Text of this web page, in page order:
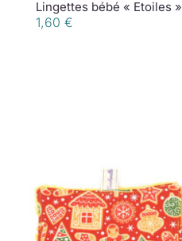
Lingettes bébé « Etoiles »
1,60 €